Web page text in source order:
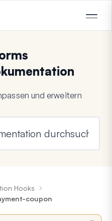
und erweitern
Hooks
coupon